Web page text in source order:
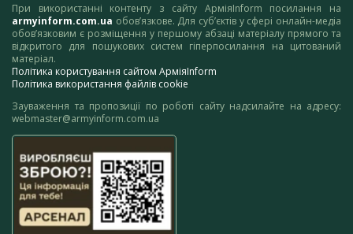
При використанні контенту з сайту АрміяInform посилання на
armyinform.com.ua обов’язкове. Для суб’єктів у сфері онлайн-медіа
обов’язковим є розміщення у першому абзаці матеріалу прямого та
відкритого для пошукових систем гіперпосилання на цитований
матеріал.
Політика користування сайтом АрміяInform
Політика використання файлів cookie
Зауваження та пропозиції по роботі сайту надсилайте на адресу:
webmaster@armyinform.com.ua